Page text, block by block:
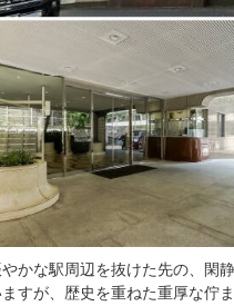
かな駅周辺を抜けた先の、閑
ますが、歴史を重ねた重厚な佇